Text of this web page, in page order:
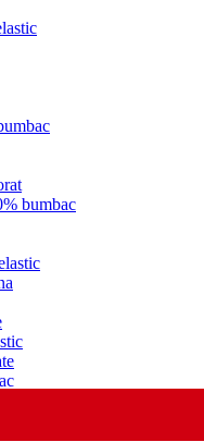
bumbac